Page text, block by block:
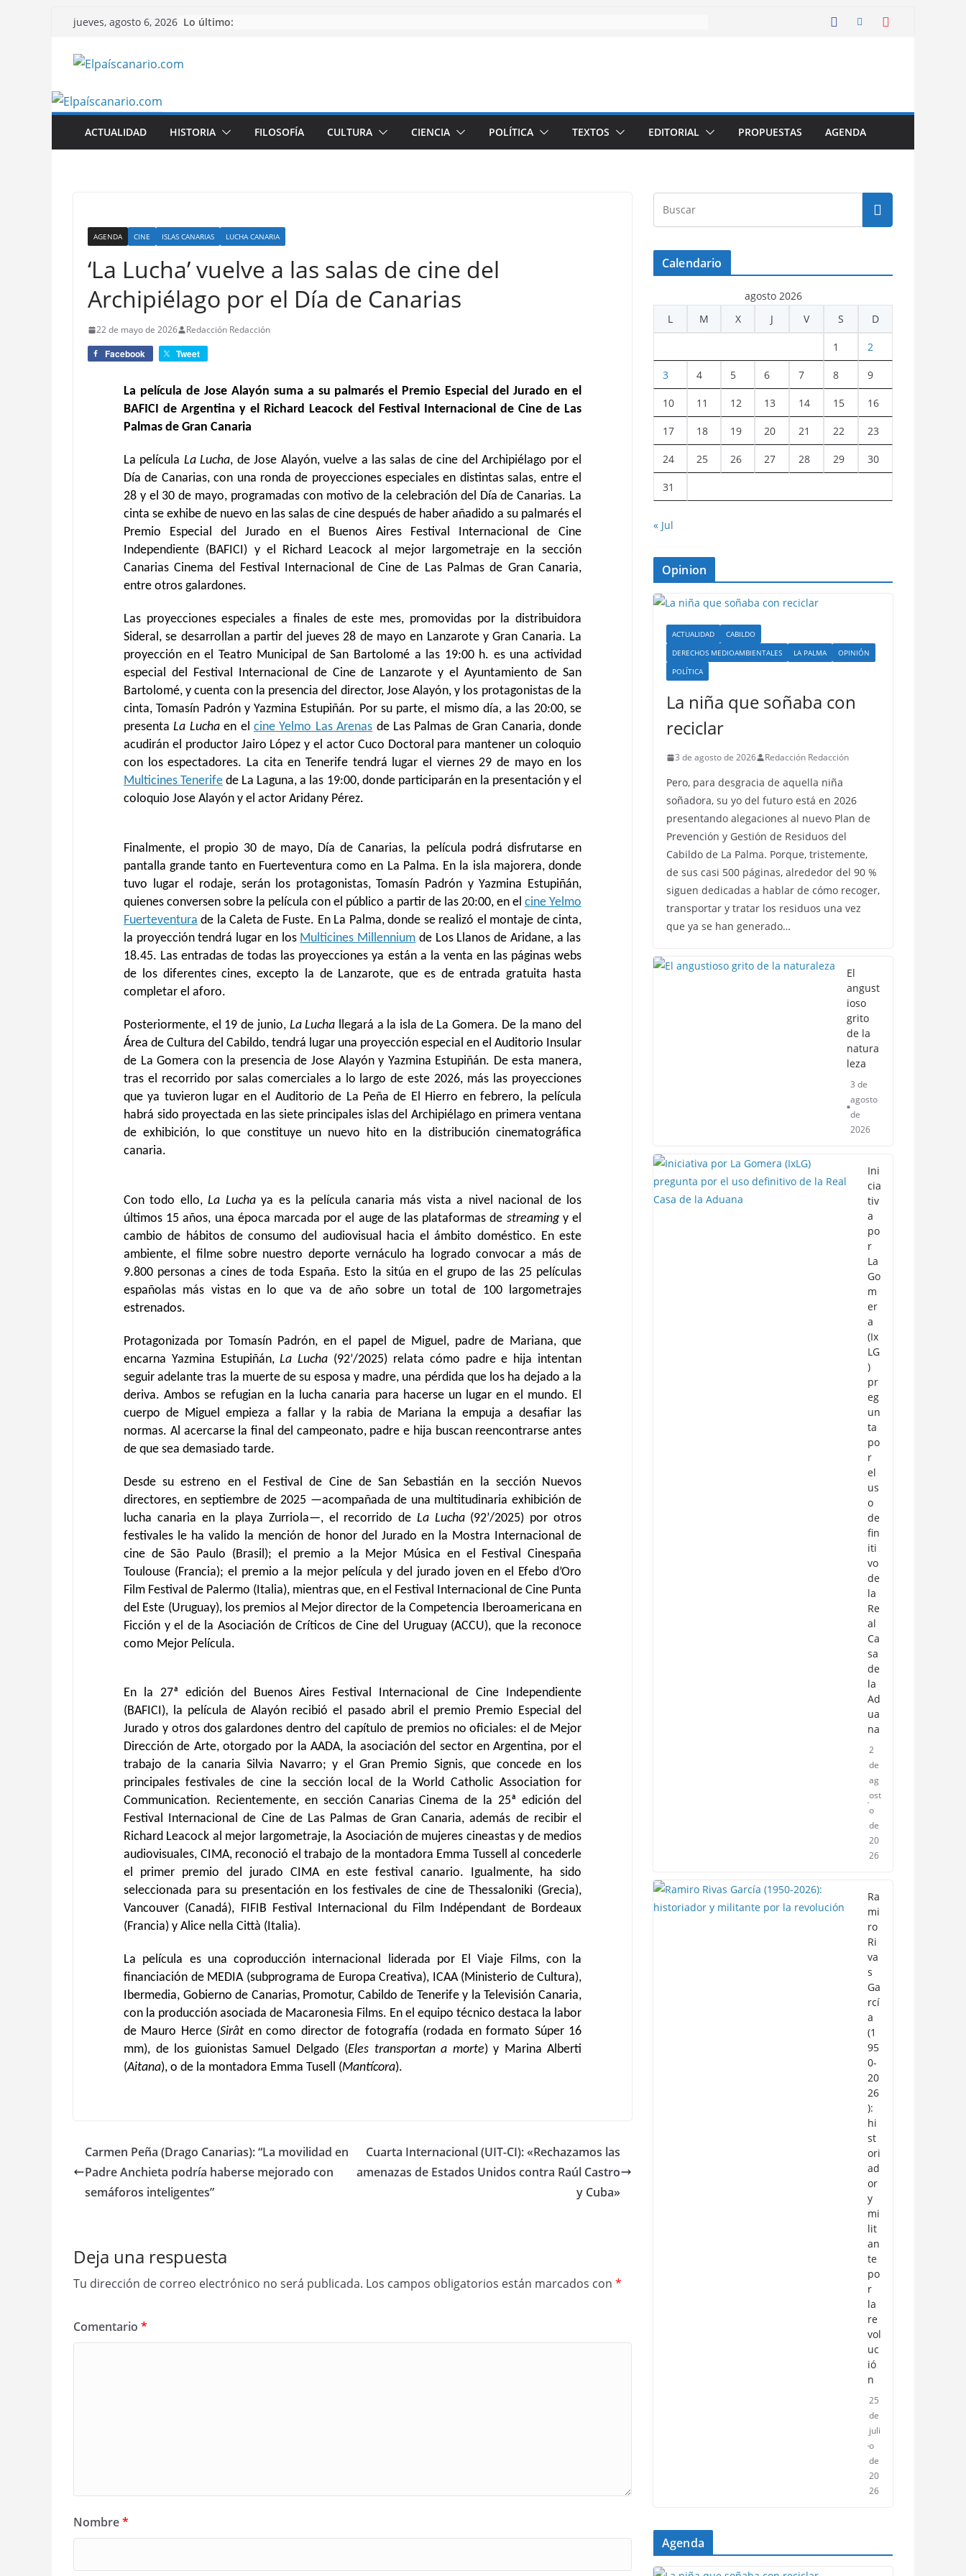
Saltar
contenido
jueves, agosto 6, 2026 Lo último:
ACTUALIDAD HISTORIA FILOSOFÍA CULTURA CIENCIA POLÍTICA TEXTOS EDITORIAL PROPUESTAS AGENDA
AGENDA CINE ISLAS CANARIAS LUCHA CANARIA
‘La Lucha’ vuelve a las salas de cine del
Archipiélago por el Día de Canarias
22 de mayo de 2026 Redacción Redacción
Facebook Tweet
La película de Jose Alayón suma a su palmarés el Premio Especial del Jurado en el
BAFICI de Argentina y el Richard Leacock del Festival Internacional de Cine de Las
Palmas de Gran Canaria
La película La Lucha, de Jose Alayón, vuelve a las salas de cine del Archipiélago por el
Día de Canarias, con una ronda de proyecciones especiales en distintas salas, entre el
28 y el 30 de mayo, programadas con motivo de la celebración del Día de Canarias. La
cinta se exhibe de nuevo en las salas de cine después de haber añadido a su palmarés el
Premio Especial del Jurado en el Buenos Aires Festival Internacional de Cine
Independiente (BAFICI) y el Richard Leacock al mejor largometrajeen la sección
Canarias Cinema del Festival Internacional de Cine de Las Palmas de Gran Canaria,
entre otros galardones.
Las proyecciones especiales a finales de este mes, promovidas por la distribuidora
Sideral, se desarrollan a partir del jueves 28 de mayo en Lanzarote y Gran Canaria. La
proyección en el Teatro Municipal de San Bartolomé a las 19:00 h. es unaactividad
especial del Festival Internacional de Cine de Lanzarote y el Ayuntamiento de San
Bartolomé, y cuenta con la presencia del director, Jose Alayón, y los protagonistas de la
cinta, Tomasín Padrón y Yazmina Estupiñán. Por su parte, el mismo día, a las 20:00, se
presentaLa Luchaen elcine Yelmo Las Arenas de Las Palmas de Gran Canaria,donde
acudirán el productor Jairo López y el actor Cuco Doctoral para mantener un coloquio
con los espectadores. La cita en Tenerife tendrá lugarel viernes 29 de mayo en los
Multicines Tenerife de La Laguna, a las 19:00, dondeparticiparán en la presentación y el
coloquio Jose Alayón y el actor Aridany Pérez.
Finalmente, el propio 30 de mayo, Día de Canarias, la película podrá disfrutarse en
pantalla grande tanto en Fuerteventura como en La Palma. En la isla majorera, donde
tuvo lugar el rodaje, seránlos protagonistas, Tomasín Padrón y Yazmina Estupiñán,
quienesconversen sobre la película con el público a partir delas 20:00, en el cine Yelmo
Fuerteventura de la Caleta de Fuste. En La Palma, donde se realizó el montaje de cinta,
la proyección tendrá lugar en los Multicines Millennium de Los Llanos de Aridane, a las
18.45. Las entradas de todas las proyecciones ya están a la venta en las páginas webs
de los diferentes cines, excepto la de Lanzarote, que es de entrada gratuita hasta
completar el aforo.
Posteriormente, el 19 de junio, La Lucha llegará a la isla de La Gomera. De la mano del
Área de Cultura del Cabildo, tendrá lugar una proyección especial en el Auditorio Insular
de La Gomera con la presencia de Jose Alayón y Yazmina Estupiñán. De esta manera,
tras el recorrido por salas comerciales a lo largo de este 2026, más las proyecciones
que ya tuvieron lugar en el Auditorio de La Peña de El Hierro en febrero, la película
habrá sido proyectada en las siete principales islas del Archipiélago en primera ventana
de exhibición, lo que constituye un nuevo hito en la distribución cinematográfica
canaria.
Con todo ello,La Luchaya es la película canaria más vista a nivel nacional de los
últimos 15 años, una época marcada por el auge de las plataformas de streamingy el
cambio de hábitos de consumo del audiovisual hacia el ámbito doméstico. En este
ambiente, el filme sobre nuestro deporte vernáculo ha logrado convocar a más de
9.800 personas a cines de toda España. Esto la sitúa en el grupo de las 25 películas
españolas más vistas en lo que va de año sobre un total de 100 largometrajes
estrenados.
Protagonizada por Tomasín Padrón, en el papel de Miguel, padre de Mariana, que
encarna Yazmina Estupiñán,La Lucha (92’/2025) relata cómo padre e hija intentan
seguir adelante tras la muerte de su esposa y madre, una pérdida que los ha dejado a la
deriva. Ambos se refugian en la lucha canaria para hacerse un lugar en el mundo. El
cuerpo de Miguel empieza a fallar y la rabia de Mariana la empuja a desafiar las
normas. Al acercarse la final del campeonato, padre e hija buscan reencontrarse antes
de que sea demasiado tarde.
Desde su estreno en el Festival de Cine de San Sebastián en la sección Nuevos
directores, en septiembre de 2025 —acompañada de una multitudinaria exhibición de
lucha canaria en la playa Zurriola—, el recorrido de La Lucha(92’/2025) por otros
festivales le ha valido la mención de honor del Jurado en la Mostra Internacional de
cine de São Paulo (Brasil); el premio a la Mejor Música en el Festival Cinespaña
Toulouse (Francia); el premio a la mejor película y del jurado joven en el Efebo d’Oro
Film Festival de Palermo (Italia), mientras que, en el Festival Internacional de Cine Punta
del Este (Uruguay), los premios al Mejor director de la Competencia Iberoamericana en
Ficción y el de la Asociación de Críticos de Cine del Uruguay (ACCU), que la reconoce
como Mejor Película.
En la 27ª edición del Buenos Aires Festival Internacional de Cine Independiente
(BAFICI), la película de Alayón recibió el pasado abril el premio Premio Especial del
Jurado y otros dos galardones dentro del capítulo de premios no oficiales: el de Mejor
Dirección de Arte, otorgado por la AADA, la asociación del sector en Argentina, por el
trabajo de la canaria Silvia Navarro; y el Gran Premio Signis, que concede en los
principales festivales de cine la sección local de la World Catholic Association for
Communication. Recientemente, en sección Canarias Cinema de la 25ª edición del
Festival Internacional de Cine de Las Palmas de Gran Canaria, además de recibir el
Richard Leacock al mejor largometraje, la Asociación de mujeres cineastas y de medios
audiovisuales, CIMA, reconoció el trabajo de la montadora Emma Tussell al concederle
el primer premio del jurado CIMA en este festival canario. Igualmente, ha sido
seleccionada para su presentación en los festivales de cine de Thessaloniki (Grecia),
Vancouver (Canadá), FIFIB Festival Internacional du Film Indépendant de Bordeaux
(Francia) y Alice nella Città (Italia).
La película es una coproducción internacional liderada por El Viaje Films, con la
financiación de MEDIA (subprograma de Europa Creativa), ICAA (Ministerio de Cultura),
Ibermedia, Gobierno de Canarias, Promotur, Cabildo de Tenerife y la Televisión Canaria,
con la producción asociada de Macaronesia Films. En el equipo técnico destaca la labor
de Mauro Herce (Sirât en como director de fotografía (rodada en formato Súper 16
mm), de los guionistas Samuel Delgado (Eles transportan a morte) y Marina Alberti
(Aitana), o de la montadora Emma Tusell (Mantícora).
Carmen Peña (Drago Canarias): “La movilidad en
Padre Anchieta podría haberse mejorado con
semáforos inteligentes”
Cuarta Internacional (UIT-CI): «Rechazamos las
amenazas de Estados Unidos contra Raúl Castro
y Cuba»
Deja una respuesta
Tu dirección de correo electrónico no será publicada. Los campos obligatorios están marcados con *
Comentario *
Nombre*
Calendario
agosto 2026
L
M X J V S D
1 2
3 4 5 6 7 8 9
10 11 12 13 14 15 16
17 18 19 20 21 22 23
24 25 26 27 28 29 30
31
« Jul
Opinion
ACTUALIDAD
CABILDO
DERECHOS MEDIOAMBIENTALES
LA PALMA
OPINIÓN
POLÍTICA
La niña que soñaba con
reciclar
3 de agosto de 2026 Redacción Redacción
Pero, para desgracia de aquella niña
soñadora, su yo del futuro está en 2026
presentando alegaciones al nuevo Plan de
Prevención y Gestión de Residuos del
Cabildo de La Palma. Porque, tristemente,
de sus casi 500 páginas, alrededor del 90 %
siguen dedicadas a hablar de cómo recoger,
transportar y tratar los residuos una vez
que ya se han generado…
El
angust
ioso
grito
de la
natura
leza
3 de
agosto
de
2026
Ini
cia
tiv
a
po
r
La
Go
m
er
a
(Ix
LG
)
pr
eg
un
ta
po
r
el
us
o
de
fin
iti
vo
de
la
Re
al
Ca
sa
de
la
Ad
ua
na
2
de
ag
ost
o
de
20
26
Ra
mi
ro
Ri
va
s
Ga
rcí
a
(1
95
0-
20
26
):
hi
st
ori
ad
or
y
mi
lit
an
te
po
r
la
re
vol
uc
ió
n
25
de
juli
o
de
20
26
Agenda